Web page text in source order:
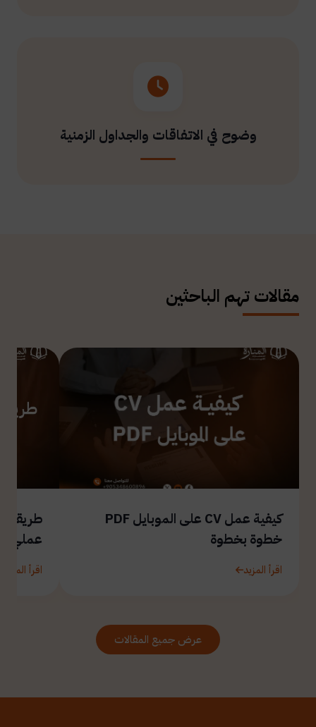
وضوح في الاتفاقات والجداول الزمنية
مقالات تهم الباحثين
كيفية عمل CV على الموبايل PDF
خطوة بخطوة
اقرأ المزيد
طريقة
عملي
اقرأ المزيد
عرض جميع المقالات